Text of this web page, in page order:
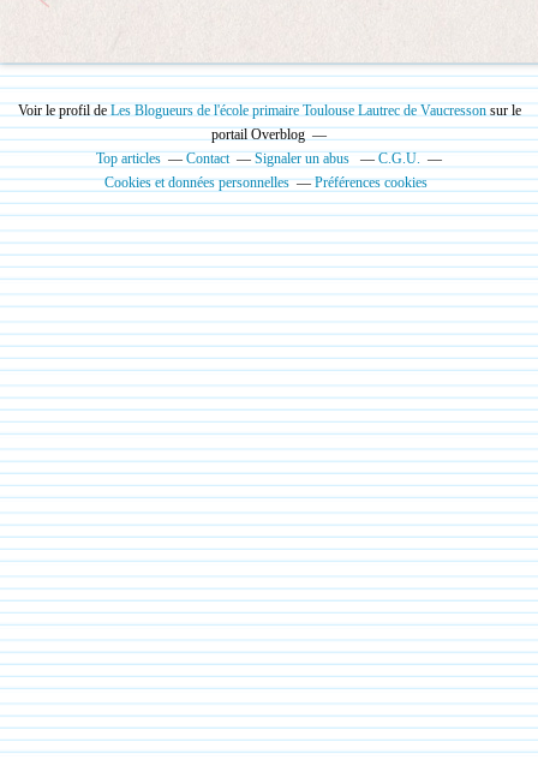
Voir le profil de Les Blogueurs de l'école primaire Toulouse Lautrec de Vaucressonsur le
portail Overblog
Top articles
Contact Signaler un abus
C.G.U.
Cookies et données personnelles
Préférences cookies